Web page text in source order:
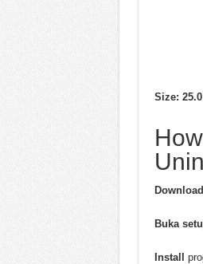
Size:
Download
Buka
Install